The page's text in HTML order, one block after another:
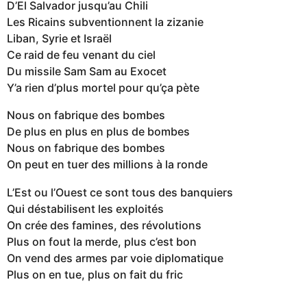
D’El Salvador jusqu’au Chili
Les Ricains subventionnent la zizanie
Liban, Syrie et Israël
Ce raid de feu venant du ciel
Du missile Sam Sam au Exocet
Y’a rien d’plus mortel pour qu’ça pète
Nous on fabrique des bombes
De plus en plus en plus de bombes
Nous on fabrique des bombes
On peut en tuer des millions à la ronde
L’Est ou l’Ouest ce sont tous des banquiers
Qui déstabilisent les exploités
On crée des famines, des révolutions
Plus on fout la merde, plus c’est bon
On vend des armes par voie diplomatique
Plus on en tue, plus on fait du fric